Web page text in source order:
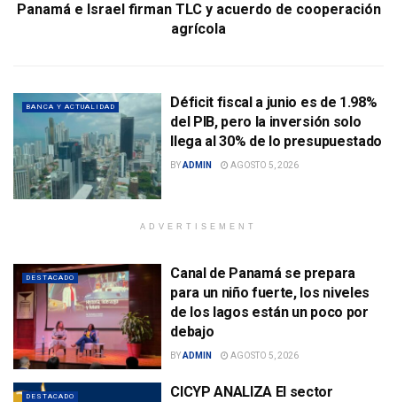
Panamá e Israel firman TLC y acuerdo de cooperación
agrícola
BANCA Y ACTUALIDAD
Déficit fiscal a junio es de 1.98%
del PIB, pero la inversión solo
llega al 30% de lo presupuestado
BYADMIN AGOSTO 5, 2026
ADVERTISEMENT
DESTACADO
Canal de Panamá se prepara
para un niño fuerte, los niveles
de los lagos están un poco por
debajo
BYADMIN AGOSTO 5, 2026
DESTACADO
CICYP ANALIZA El sector